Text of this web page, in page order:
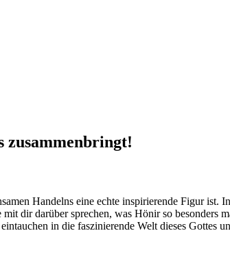
zusammenbringt!
Handelns ‍eine echte inspirierende Figur ist.
dir darüber sprechen, was Hönir so besonders
in die faszinierende Welt ⁢dieses Gottes⁢